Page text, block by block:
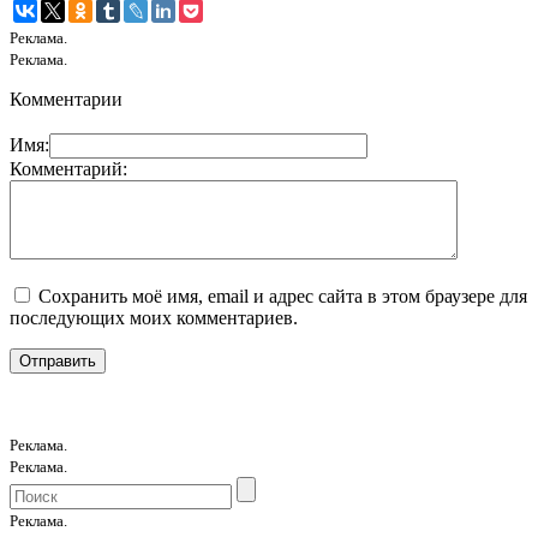
Реклама.
Реклама.
Комментарии
Имя:
Комментарий:
Сохранить моё имя, email и адрес сайта в этом браузере для
последующих моих комментариев.
Реклама.
Реклама.
Реклама.